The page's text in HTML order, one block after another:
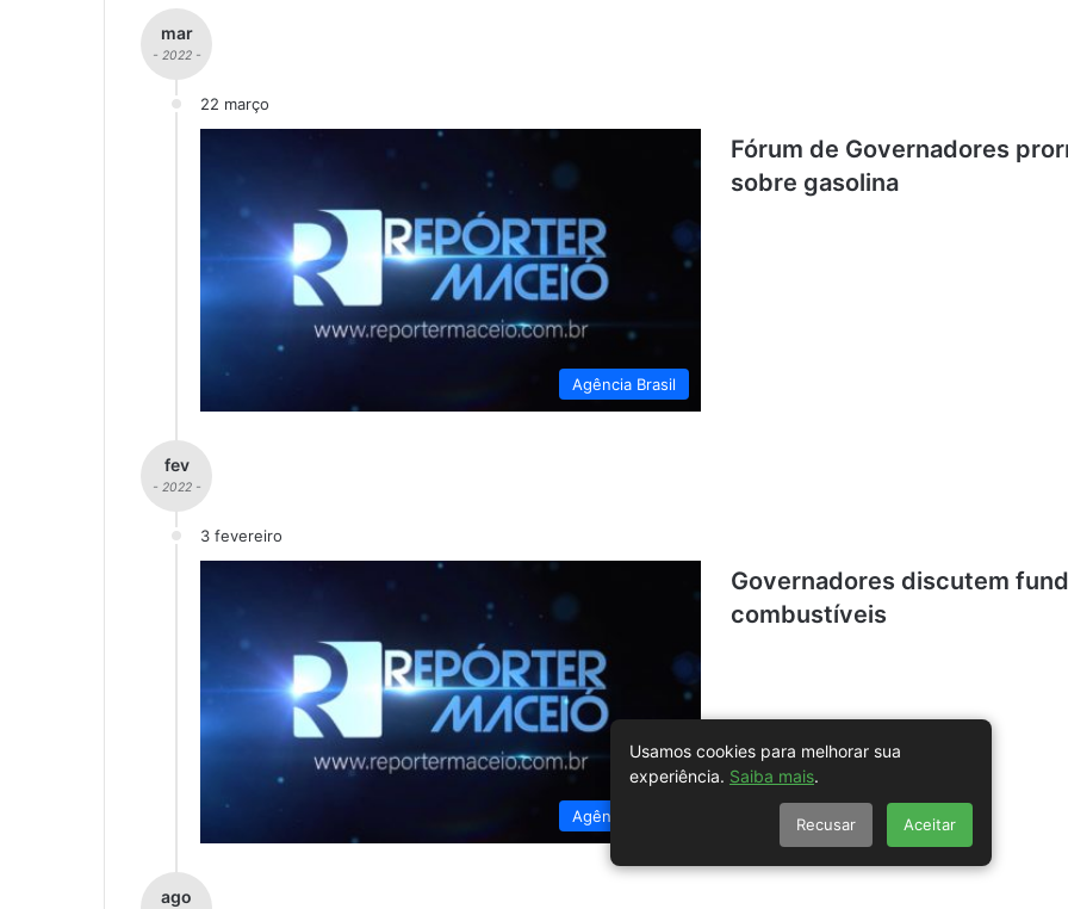
mar
- 2022 -
22 março
Agência Brasil
Fórum de Governadores
sobre gasolina
fev
- 2022 -
3 fevereiro
Agência Brasil
Governadores discutem
combustíveis
ago
Usamos cookies para melhorar sua
experiência. Saiba mais.
Recusar Aceitar